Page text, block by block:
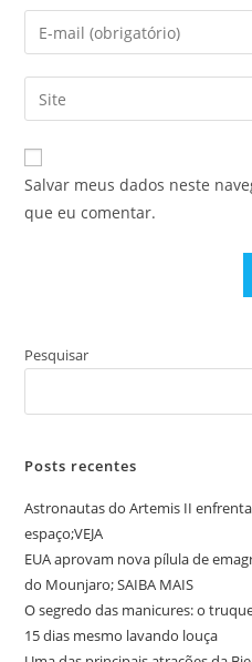
nome
ou
de
usuário
para
comentar
Digite
seu
endereço
de
mail
para
comentar
Digite
o
URL
do
site
Salvar meus dados neste
que eu comentar.
Pesquisar
Posts recentes
Astronautas do Artemis II
espaço;VEJA
EUA aprovam nova pílula de
do Mounjaro; SAIBA MAIS
O segredo das manicures: o
15 dias mesmo lavando louça